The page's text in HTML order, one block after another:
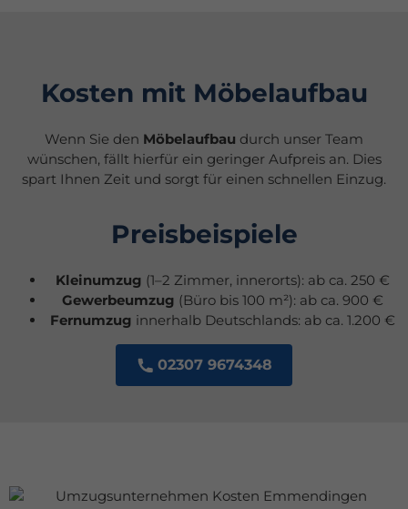
Kosten mit Möbelaufbau
Wenn Sie den Möbelaufbau durch unser Team
wünschen, fällt hierfür ein geringer Aufpreis an. Dies
spart Ihnen Zeit und sorgt für einen schnellen Einzug.
Preisbeispiele
Kleinumzug (1–2 Zimmer, innerorts): ab ca. 250 €
Gewerbeumzug (Büro bis 100 m²): ab ca. 900 €
Fernumzug innerhalb Deutschlands: ab ca. 1.200 €
02307 9674348